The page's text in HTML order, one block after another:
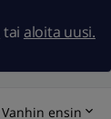
tai aloita uusi.
Vanhin ensin